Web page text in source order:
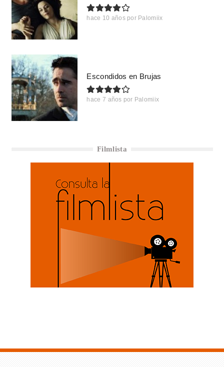
hace 10 años por Palomiix
Escondidos en Brujas
hace 7 años por Palomiix
Filmlista